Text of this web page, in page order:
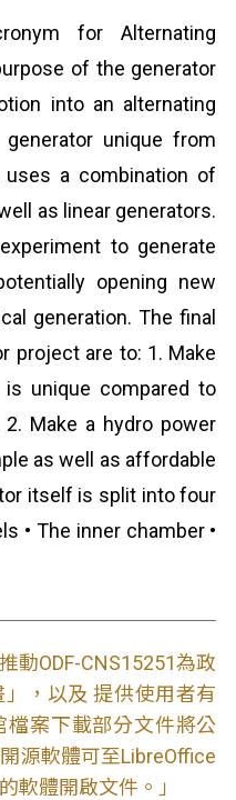
for Alternating
of the generator
into an alternating
unique from
a combination of
as linear generators.
to generate
opening new
generation. The final
project are to: 1. Make
unique compared to
Make a hydro power
as well as affordable
itself is split into four
• The inner chamber •
動ODF-CNS15251為政
，以及 提供使用者有
檔案下載部分文件將公
源軟體可至LibreOffice
軟體開啟文件。」